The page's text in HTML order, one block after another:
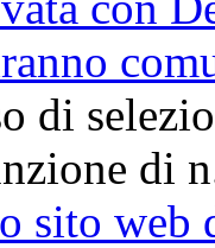
di
di
sito web